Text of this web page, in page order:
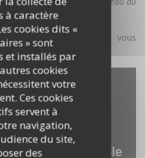
à caractère
cookies dits «
» sont
et installés par
cookies
votre
Ces cookies
servent à
navigation,
du site,
des
avec grand plaisir et vous